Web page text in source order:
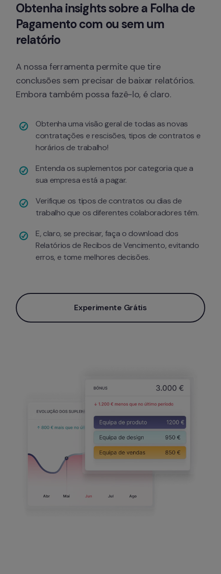
Obtenha insights sobre a Folha de
Pagamento com ou sem um
relatório
A nossa ferramenta permite que tire
conclusões sem precisar de baixar relatórios.
Embora também possa fazê-lo, é claro.
Obtenha uma visão geral de todas as novas
contratações e rescisões, tipos de contratos e
horários de trabalho!
Entenda os suplementos por categoria que a
sua empresa está a pagar.
Verifique os tipos de contratos ou dias de
trabalho que os diferentes colaboradores têm.
E, claro, se precisar, faça o download dos
Relatórios de Recibos de Vencimento, evitando
erros, e tome melhores decisões.
Experimente Grátis